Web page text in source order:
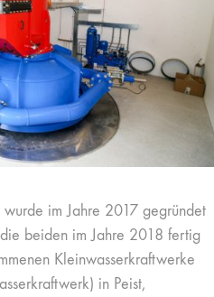
im Jahre 2017 gegründet
beiden im Jahre 2018 fertig
Kleinwasserkraftwerke
in Peist,